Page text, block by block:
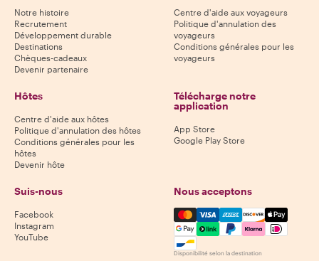
Notre histoire
Recrutement
Développement durable
Destinations
Chèques-cadeaux
Devenir partenaire
Centre d'aide aux voyageurs
Politique d'annulation des
voyageurs
Conditions générales pour les
voyageurs
Hôtes
Centre d'aide aux hôtes
Politique d'annulation des hôtes
Conditions générales pour les
hôtes
Devenir hôte
Télécharge notre
application
App Store
Google Play Store
Suis-nous
Facebook
Instagram
YouTube
Nous acceptons
Mastercard, Visa, Amex,
Disponibilité selon la destination